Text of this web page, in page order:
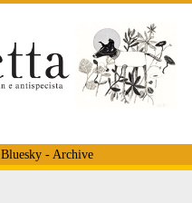
Bluesky- Archive